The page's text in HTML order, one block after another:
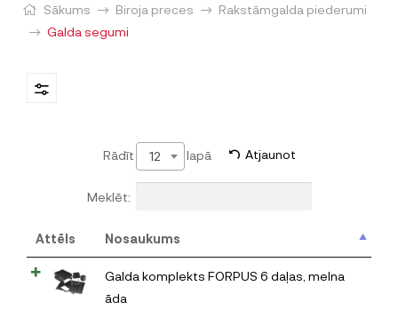
Sākums Biroja preces
Rakstāmgalda piederumi
Galda segumi
Rādīt 12 lapā Atjaunot
Meklēt:
Attēls Nosaukums
Galda komplekts FORPUS 6 daļas, melna
āda